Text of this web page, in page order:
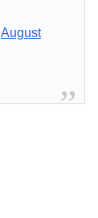
August